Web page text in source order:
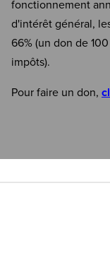
fonctionnement
d'intérêt général,
66% (un don de
impôts).
Pour faire un don,